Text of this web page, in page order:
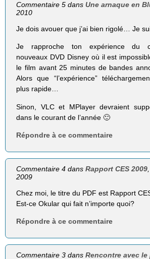
Commentaire 5 dansUne arnaque en
2010
Je dois avouer que j’ai bien rigolé… Je
Je rapproche ton expérience du
nouveaux DVD Disney où il est
le film avant 25 minutes de bandes
Alors que “l’expérience”
plus rapide…
Sinon, VLC et MPlayer devraient
dans le courant de l’année 🙂
Répondre à ce commentaire
Commentaire 4 dansRapport CES 2009
2009
Chez moi, le titre du PDF est Rapport
Est-ce Okular qui fait n’importe quoi?
Répondre à ce commentaire
Commentaire 3 dansRencontre avec le